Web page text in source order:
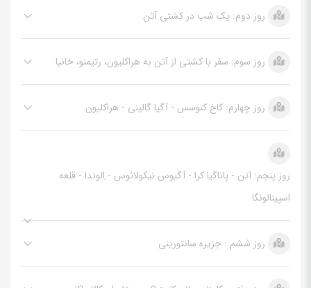
روز دوم: یک شب در کشتی آتن
روز سوم: سفر با کشتی از آتن به هراکلیون، رتیمنو، خانیا
روز چهارم: کاخ کنوسس - آگیا گالینی - هراکلیون
روز پنجم: آتن - پاناگیا کرا - آگیوس نیکولائوس - اِلوندا - قلعه
اسپینالونگا
روز ششم : جزیره سانتورینی